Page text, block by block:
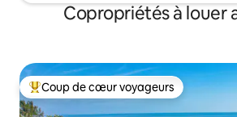
Copropriétés à louer
Coup de cœur voyageurs parmi les
Coup de cœur voyageurs